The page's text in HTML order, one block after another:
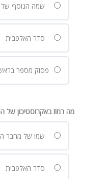
שמה הנוסף של
סדר האלפבית
פסוק מספר
מה רמוז באקרוסטיכון של
שמו של מחבר
סדר האלפבית